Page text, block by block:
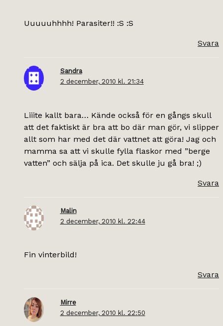
Uuuuuhhhh! Parasiter!! :S :S
Svara
Sandra
2 december, 2010 kl. 21:34
Liiite kallt bara… Kände också för en gångs skull
att det faktiskt är bra att bo där man gör, vi slipper
allt som har med det där vattnet att göra! Jag och
mamma sa att vi skulle fylla flaskor med ”berge
vatten” och sälja på ica. Det skulle ju gå bra! ;)
Svara
Malin
2 december, 2010 kl. 22:44
Fin vinterbild!
Svara
Mirre
2 december, 2010 kl. 22:50